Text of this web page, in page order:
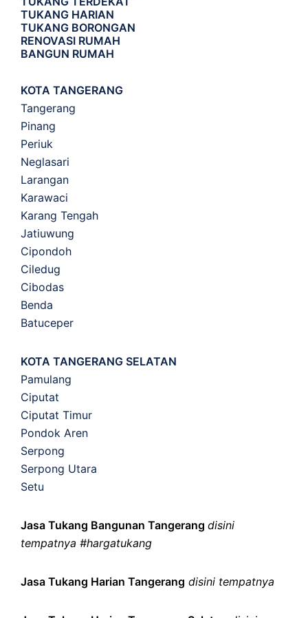
TUKANG HARIAN
TUKANG BORONGAN
RENOVASI RUMAH
BANGUN RUMAH
KOTA TANGERANG
Tangerang
Pinang
Periuk
Neglasari
Larangan
Karawaci
Karang Tengah
Jatiuwung
Cipondoh
Ciledug
Cibodas
Benda
Batuceper
KOTA TANGERANG SELATAN
Pamulang
Ciputat
Ciputat Timur
Pondok Aren
Serpong
Serpong Utara
Setu
Jasa Tukang Bangunan Tangerang disini
tempatnya #hargatukang
Jasa Tukang Harian Tangerang disini tempatnya